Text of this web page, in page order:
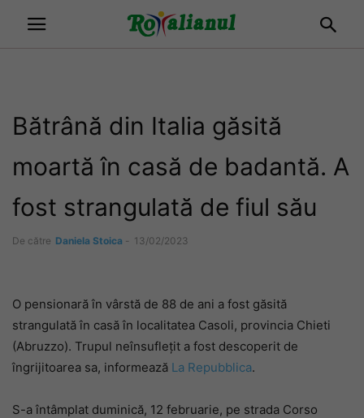
Bătrână din Italia găsită
moartă în casă de badantă. A
fost strangulată de fiul său
De către Daniela Stoica - 13/02/2023
O pensionară în vârstă de 88 de ani a fost găsită
strangulată în casă în localitatea Casoli, provincia Chieti
(Abruzzo). Trupul neînsuflețit a fost descoperit de
îngrijitoarea sa, informează La Repubblica.
S-a întâmplat duminică, 12 februarie, pe strada Corso